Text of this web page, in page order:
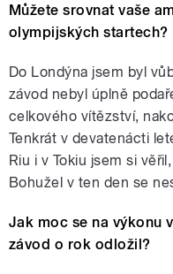
Můžete srovnat vaše
olympijských startech?
Do Londýna jsem byl
závod nebyl úplně
celkového vítězství,
Tenkrát v devatenácti
Riu i v Tokiu jsem si
Bohužel v ten den se
Jak moc se na výkonu
závod o rok odložil?